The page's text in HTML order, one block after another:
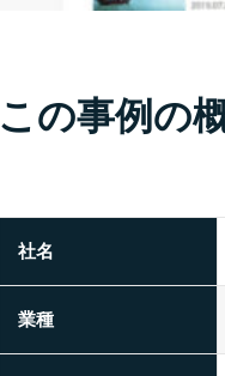
この事例の
社名
業種